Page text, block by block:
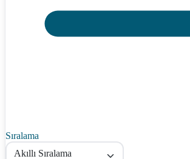
Sıralama
Akıllı Sıralama